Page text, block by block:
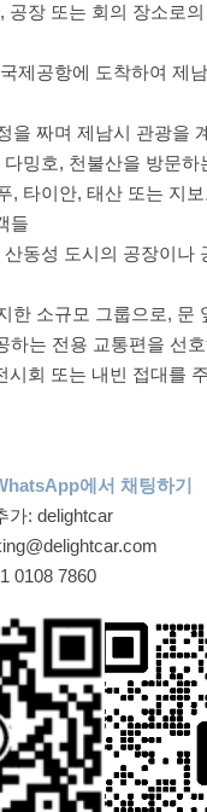
공장 또는 회의 장소로
제공항에 도착하여 제
을 짜며 제남시 관광을
다밍호, 천불산을 방문하
, 타이안, 태산 또는 지
들
동성 도시의 공장이나
한 소규모 그룹으로, 문
하는 전용 교통편을 선
시회 또는 내빈 접대를
에서 채팅하기
가: delightcar
0108 7860